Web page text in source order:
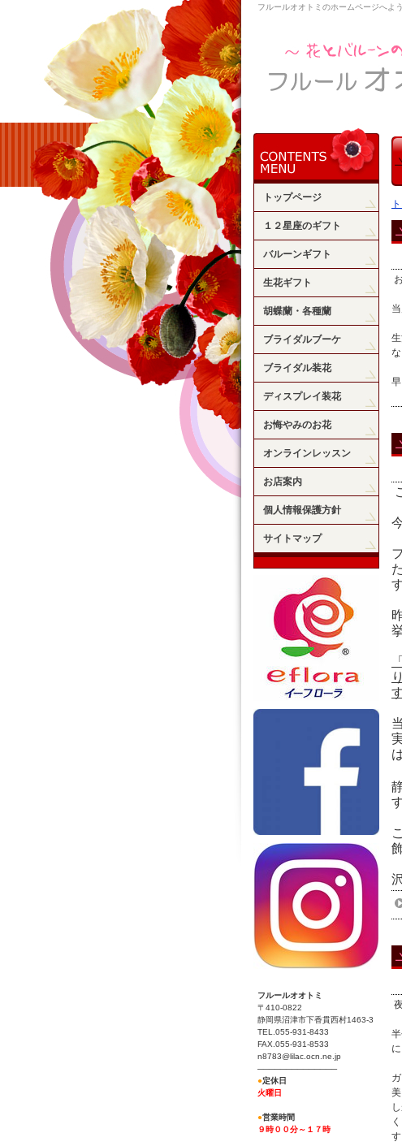
フルールオオトミのホームページへよ
トップページ
１２星座のギフト
バルーンギフト
生花ギフト
胡蝶蘭・各種蘭
ブライダルブーケ
ブライダル装花
ディスプレイ装花
お悔やみのお花
オンラインレッスン
お店案内
個人情報保護方針
サイトマップ
フルールオオトミ
〒410-0822
静岡県沼津市下香貫西村1463-3
TEL.055-931-8433
FAX.055-931-8533
n8783@lilac.ocn.ne.jp
──────────────
●定休日
火曜日
●営業時間
９時００分～１７時
す